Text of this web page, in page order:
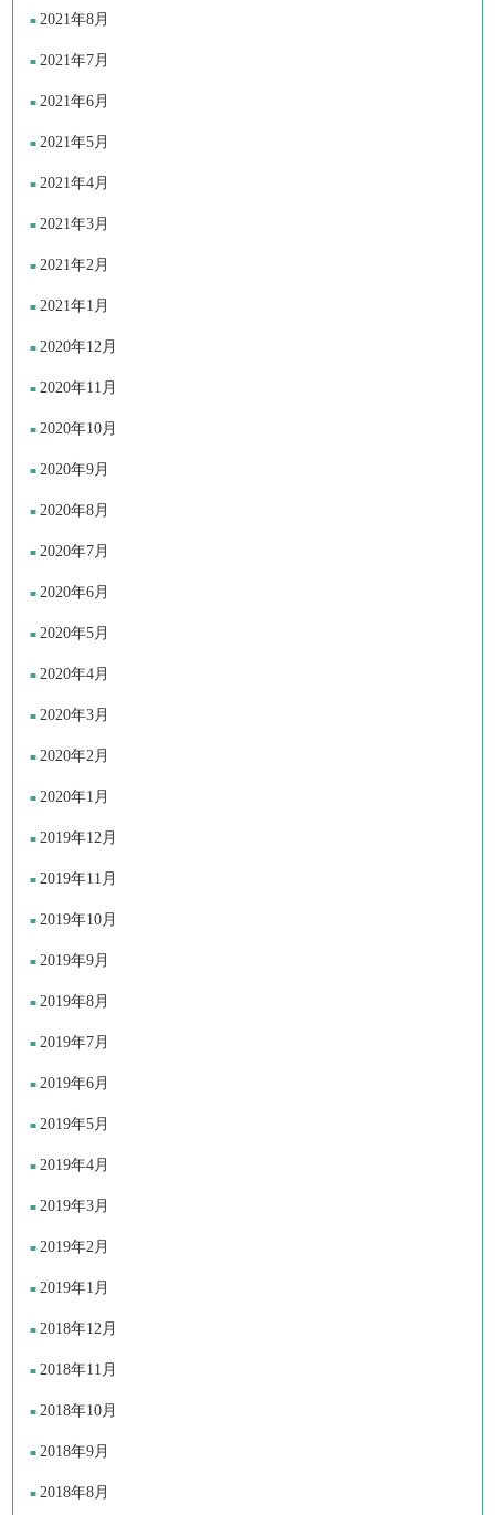
2021年8月
2021年7月
2021年6月
2021年5月
2021年4月
2021年3月
2021年2月
2021年1月
2020年12月
2020年11月
2020年10月
2020年9月
2020年8月
2020年7月
2020年6月
2020年5月
2020年4月
2020年3月
2020年2月
2020年1月
2019年12月
2019年11月
2019年10月
2019年9月
2019年8月
2019年7月
2019年6月
2019年5月
2019年4月
2019年3月
2019年2月
2019年1月
2018年12月
2018年11月
2018年10月
2018年9月
2018年8月